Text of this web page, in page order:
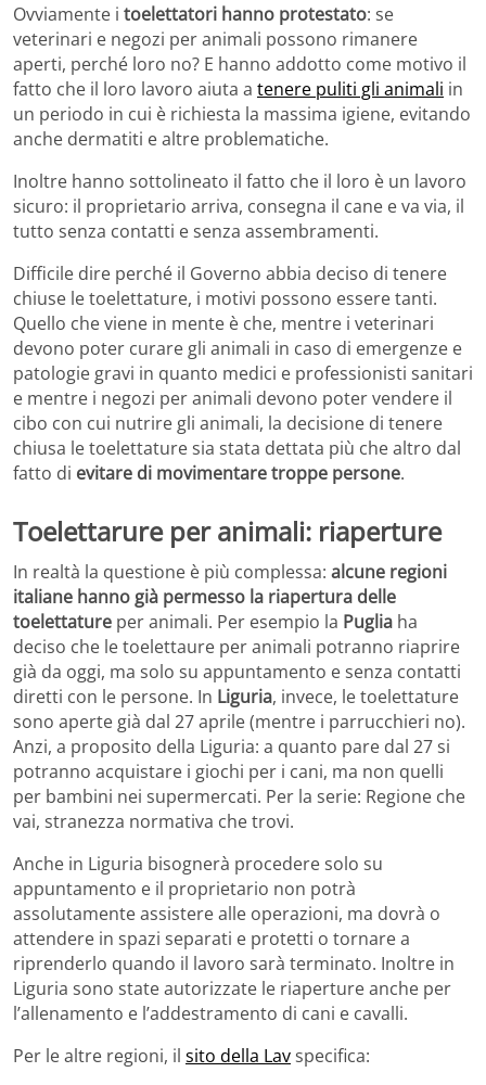
Ovviamente i toelettatori hanno protestato: se
veterinari e negozi per animali possono rimanere
aperti, perché loro no? E hanno addotto come motivo il
fatto che il loro lavoro aiuta a tenere puliti gli animali in
un periodo in cui è richiesta la massima igiene, evitando
anche dermatiti e altre problematiche.
Inoltre hanno sottolineato il fatto che il loro è un lavoro
sicuro: il proprietario arriva, consegna il cane e va via, il
tutto senza contatti e senza assembramenti.
Difficile dire perché il Governo abbia deciso di tenere
chiuse le toelettature, i motivi possono essere tanti.
Quello che viene in mente è che, mentre i veterinari
devono poter curare gli animali in caso di emergenze e
patologie gravi in quanto medici e professionisti sanitari
e mentre i negozi per animali devono poter vendere il
cibo con cui nutrire gli animali, la decisione di tenere
chiusa le toelettature sia stata dettata più che altro dal
fatto di evitare di movimentare troppe persone.
Toelettarure per animali: riaperture
In realtà la questione è più complessa: alcune regioni
italiane hanno già permesso la riapertura delle
toelettature per animali. Per esempio la Puglia ha
deciso che le toelettaure per animali potranno riaprire
già da oggi, ma solo su appuntamento e senza contatti
diretti con le persone. In Liguria, invece, le toelettature
sono aperte già dal 27 aprile (mentre i parrucchieri no).
Anzi, a proposito della Liguria: a quanto pare dal 27 si
potranno acquistare i giochi per i cani, ma non quelli
per bambini nei supermercati. Per la serie: Regione che
vai, stranezza normativa che trovi.
Anche in Liguria bisognerà procedere solo su
appuntamento e il proprietario non potrà
assolutamente assistere alle operazioni, ma dovrà o
attendere in spazi separati e protetti o tornare a
riprenderlo quando il lavoro sarà terminato. Inoltre in
Liguria sono state autorizzate le riaperture anche per
l’allenamento e l’addestramento di cani e cavalli.
Per le altre regioni, il sito della Lavspecifica: